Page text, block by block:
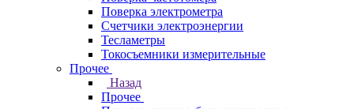
Поверка электрометра
Счетчики электроэнергии
Тесламетры
Токосъемники измерительные
Прочее
Назад
Прочее